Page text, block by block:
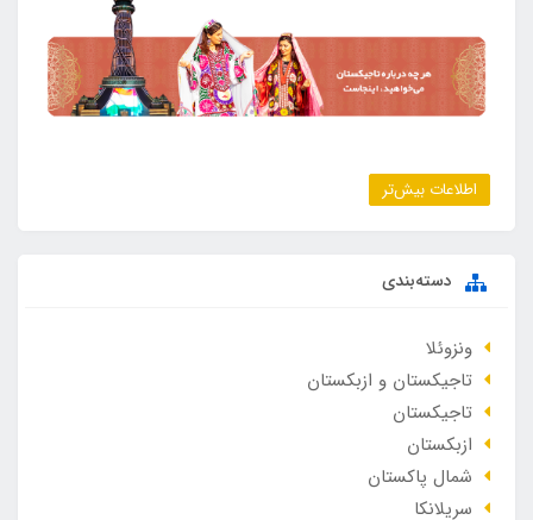
اطلاعات بیش‌تر
دسته‌بندی
ونزوئلا
تاجیکستان و ازبکستان
تاجیکستان
ازبکستان
شمال پاکستان
سریلانکا